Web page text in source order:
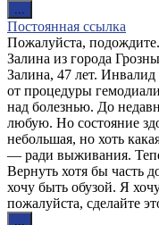
этот
метабокс
в
другое
состояние.
Постоянная ссылка
Пожалуйста,
Залина из города
Залина, 47 лет.
от процедуры
над болезнью. До
любую. Но состояние
небольшая, но хоть
— ради выживания.
Вернуть хотя бы часть
хочу быть обузой. Я
пожалуйста, сделайте